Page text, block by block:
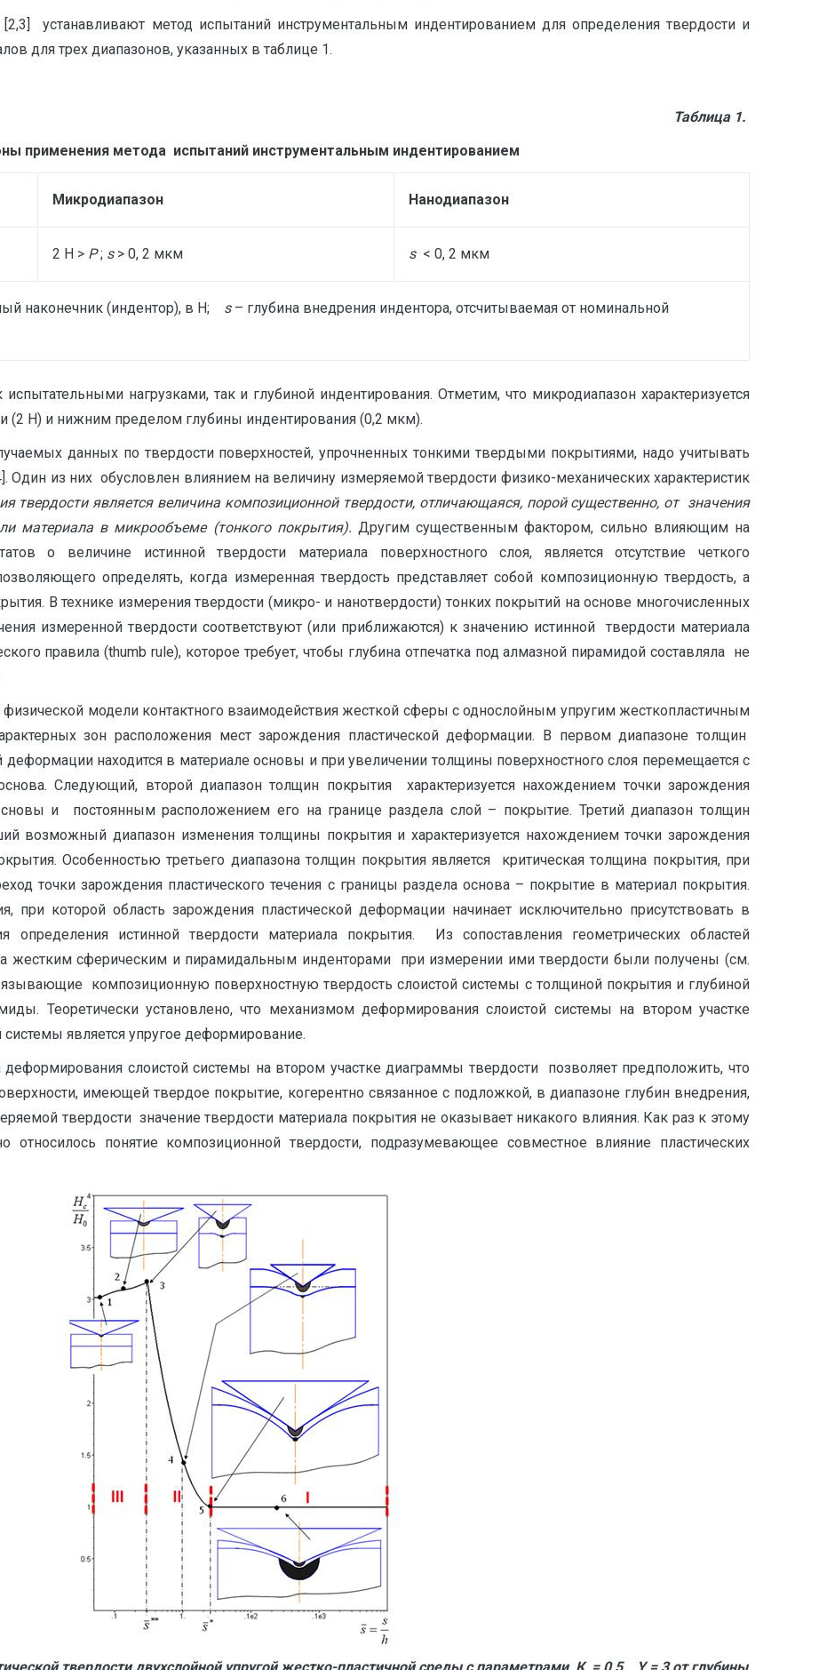
устанавливают метод испытаний инструментальным индентированием для определения твердости и
для трех диапазонов, указанных в таблице 1.
Таблица 1.
применения метода испытаний инструментальным индентированием
Микродиапазон Нанодиапазон
2 Н > P; s > 0, 2 мкм s < 0, 2 мкм
наконечник (индентор), в Н; s– глубина внедрения индентора, отсчитываемая от номинальной
нагрузками, так и глубиной индентирования. Отметим, что микродиапазон характеризуется
(2 Н) и нижним пределом глубины индентирования (0,2 мкм).
данных по твердости поверхностей, упрочненных тонкими твердыми покрытиями, надо учитывать
из них обусловлен влиянием на величину измеряемой твердости физико-механических характеристик
твердости является величина композиционной твердости, отличающаяся, порой существенно, от значения
материала в микрообъеме (тонкого покрытия). Другим существенным фактором, сильно влияющим на
о величине истинной твердости материала поверхностного слоя, является отсутствие четкого
определять, когда измеренная твердость представляет собой композиционную твердость, а
В технике измерения твердости (микро- и нанотвердости) тонких покрытий на основе многочисленных
измеренной твердости соответствуют (или приближаются) к значению истинной твердости материала
правила (thumb rule), которое требует, чтобы глубина отпечатка под алмазной пирамидой составляла не
модели контактного взаимодействия жесткой сферы с однослойным упругим жесткопластичным
зон расположения мест зарождения пластической деформации. В первом диапазоне толщин
находится в материале основы и при увеличении толщины поверхностного слоя перемещается с
Следующий, второй диапазон толщин покрытия характеризуется нахождением точки зарождения
и постоянным расположением его на границе раздела слой – покрытие. Третий диапазон толщин
возможный диапазон изменения толщины покрытия и характеризуется нахождением точки зарождения
Особенностью третьего диапазона толщин покрытия является критическая толщина покрытия, при
точки зарождения пластического течения с границы раздела основа – покрытие в материал покрытия.
при которой область зарождения пластической деформации начинает исключительно присутствовать в
определения истинной твердости материала покрытия. Из сопоставления геометрических областей
жестким сферическим и пирамидальным инденторами при измерении ими твердости были получены (см.
композиционную поверхностную твердость слоистой системы с толщиной покрытия и глубиной
Теоретически установлено, что механизмом деформирования слоистой системы на втором участке
является упругое деформирование.
деформирования слоистой системы на втором участке диаграммы твердости позволяет предположить, что
имеющей твердое покрытие, когерентно связанное с подложкой, в диапазоне глубин внедрения,
твердости значение твердости материала покрытия не оказывает никакого влияния. Как раз к этому
относилось понятие композиционной твердости, подразумевающее совместное влияние пластических